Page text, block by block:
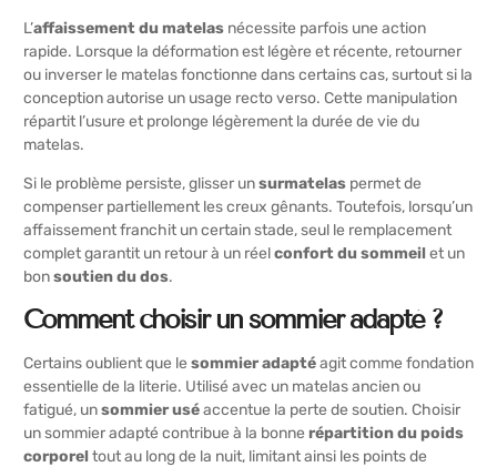
L’affaissement du matelas nécessite parfois une action
rapide. Lorsque la déformation est légère et récente, retourner
ou inverser le matelas fonctionne dans certains cas, surtout si la
conception autorise un usage recto verso. Cette manipulation
répartit l’usure et prolonge légèrement la durée de vie du
matelas.
Si le problème persiste, glisser unsurmatelas permet de
compenser partiellement les creux gênants. Toutefois, lorsqu’un
affaissement franchit un certain stade, seul le remplacement
complet garantit un retour à un réelconfort du sommeilet un
bonsoutien du dos.
Comment choisir un sommier adapté ?
Certains oublient que le sommier adaptéagit comme fondation
essentielle de la literie. Utilisé avec un matelas ancien ou
fatigué, unsommier uséaccentue la perte de soutien. Choisir
un sommier adapté contribue à la bonne répartition du poids
corporeltout au long de la nuit, limitant ainsi les points de